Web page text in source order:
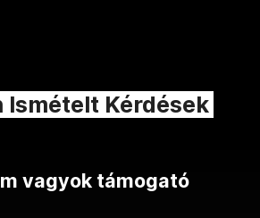
Ismételt Kérdések
vagyok támogató